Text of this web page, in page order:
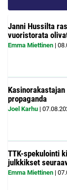
Janni Hussilta
vuoristorata
Emma Miettinen |
propaganda
Joel Karhu |
TTK-spekulointi
julkkikset
Emma Miettinen |